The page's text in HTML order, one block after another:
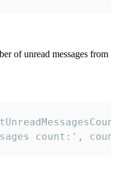
of unread messages from
count:',